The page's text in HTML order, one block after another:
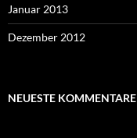
Januar 2013
Dezember 2012
NEUESTE KOMMENTARE